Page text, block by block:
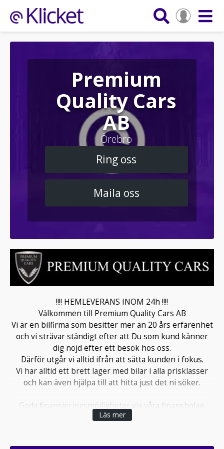
Premium
Quality Cars
AB
Örebro
Ring oss
Maila oss
!!!! HEMLEVERANS INOM 24h !!!!
Välkommen till Premium Quality Cars AB
Vi är en bilfirma som besitter mer än 20 års erfarenhet
och vi strävar ständigt efter att Du som kund känner
dig nöjd efter ett besök hos oss.
Därför utgår vi alltid ifrån att sätta kunden i fokus.
Vi har alltid ett brett lager med bilar i alla prisklasser
och kan även hjälpa till att hitta just det ni söker.
Goda finansieringsmöjligheter via våra finansbolag.
Avbetalning med 0kr kontant kan ordnas.
Läs mer